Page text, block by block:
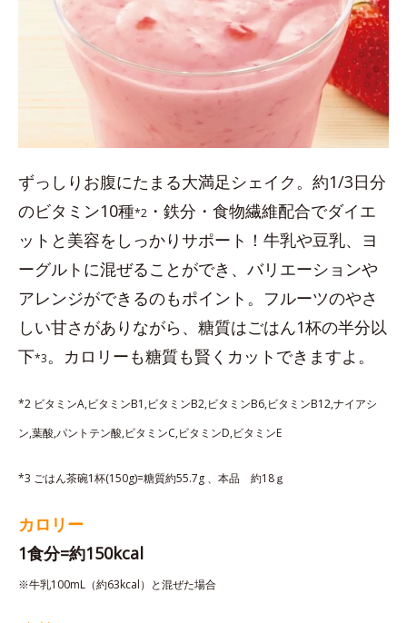
ずっしりお腹にたまる大満足シェイク。約1/3日分
のビタミン10種*2 ・鉄分・食物繊維配合でダイエ
ットと美容をしっかりサポート！牛乳や豆乳、ヨ
ーグルトに混ぜることができ、バリエーションや
アレンジができるのもポイント。フルーツのやさ
しい甘さがありながら、糖質はごはん1杯の半分以
下*3。カロリーも糖質も賢くカットできますよ。
*2 ビタミンA,ビタミンB1,ビタミンB2,ビタミンB6,ビタミンB12,ナイアシ
ン,葉酸,パントテン酸,ビタミンC,ビタミンD,ビタミンE
*3 ごはん茶碗1杯(150g)=糖質約55.7g 、本品 約18ｇ
カロリー
1食分=約150kcal
※牛乳100mL（約63kcal）と混ぜた場合